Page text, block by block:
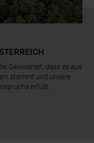
Gewissheit, dass es aus
stammt und unsere
erfüllt.